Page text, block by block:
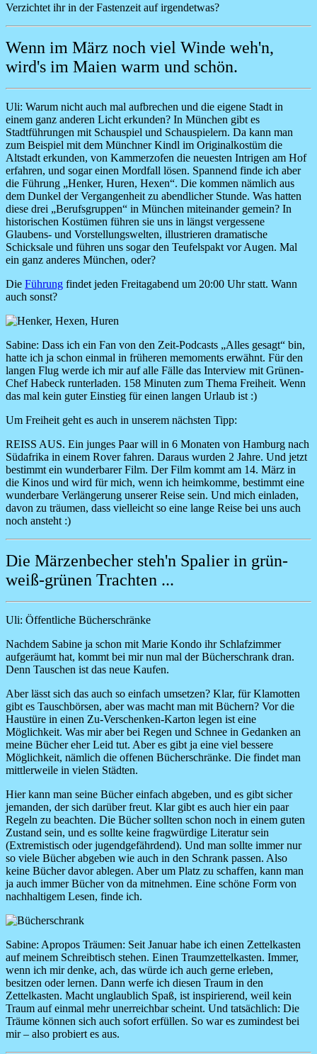
Verzichtet ihr in der Fastenzeit auf irgendetwas?
Wenn im März noch viel Winde weh'n,
wird's im Maien warm und schön.
Uli: Warum nicht auch mal aufbrechen und die eigene Stadt in
einem ganz anderen Licht erkunden? In München gibt es
Stadtführungen mit Schauspiel und Schauspielern. Da kann man
zum Beispiel mit dem Münchner Kindl im Originalkostüm die
Altstadt erkunden, von Kammerzofen die neuesten Intrigen am Hof
erfahren, und sogar einen Mordfall lösen. Spannend finde ich aber
die Führung „Henker, Huren, Hexen“. Die kommen nämlich aus
dem Dunkel der Vergangenheit zu abendlicher Stunde. Was hatten
diese drei „Berufsgruppen“ in München miteinander gemein? In
historischen Kostümen führen sie uns in längst vergessene
Glaubens- und Vorstellungswelten, illustrieren dramatische
Schicksale und führen uns sogar den Teufelspakt vor Augen. Mal
ein ganz anderes München, oder?
Die Führung findet jeden Freitagabend um 20:00 Uhr statt. Wann
auch sonst?
Image
Sabine: Dass ich ein Fan von den Zeit-Podcasts „Alles gesagt“ bin,
hatte ich ja schon einmal in früheren memoments erwähnt. Für den
langen Flug werde ich mir auf alle Fälle das Interview mit Grünen-
Chef Habeck runterladen. 158 Minuten zum Thema Freiheit. Wenn
das mal kein guter Einstieg für einen langen Urlaub ist :)
Um Freiheit geht es auch in unserem nächsten Tipp:
REISS AUS. Ein junges Paar will in 6 Monaten von Hamburg nach
Südafrika in einem Rover fahren. Daraus wurden 2 Jahre. Und jetzt
bestimmt ein wunderbarer Film. Der Film kommt am 14. März in
die Kinos und wird für mich, wenn ich heimkomme, bestimmt eine
wunderbare Verlängerung unserer Reise sein. Und mich einladen,
davon zu träumen, dass vielleicht so eine lange Reise bei uns auch
noch ansteht :)
Die Märzenbecher steh'n Spalier in grün-
weiß-grünen Trachten ...
Uli: Öffentliche Bücherschränke
Nachdem Sabine ja schon mit Marie Kondo ihr Schlafzimmer
aufgeräumt hat, kommt bei mir nun mal der Bücherschrank dran.
Denn Tauschen ist das neue Kaufen.
Aber lässt sich das auch so einfach umsetzen? Klar, für Klamotten
gibt es Tauschbörsen, aber was macht man mit Büchern? Vor die
Haustüre in einen Zu-Verschenken-Karton legen ist eine
Möglichkeit. Was mir aber bei Regen und Schnee in Gedanken an
meine Bücher eher Leid tut. Aber es gibt ja eine viel bessere
Möglichkeit, nämlich die offenen Bücherschränke. Die findet man
mittlerweile in vielen Städten.
Hier kann man seine Bücher einfach abgeben, und es gibt sicher
jemanden, der sich darüber freut. Klar gibt es auch hier ein paar
Regeln zu beachten. Die Bücher sollten schon noch in einem guten
Zustand sein, und es sollte keine fragwürdige Literatur sein
(Extremistisch oder jugendgefährdend). Und man sollte immer nur
so viele Bücher abgeben wie auch in den Schrank passen. Also
keine Bücher davor ablegen. Aber um Platz zu schaffen, kann man
ja auch immer Bücher von da mitnehmen. Eine schöne Form von
nachhaltigem Lesen, finde ich.
Image
Sabine: Apropos Träumen: Seit Januar habe ich einen Zettelkasten
auf meinem Schreibtisch stehen. Einen Traumzettelkasten. Immer,
wenn ich mir denke, ach, das würde ich auch gerne erleben,
besitzen oder lernen. Dann werfe ich diesen Traum in den
Zettelkasten. Macht unglaublich Spaß, ist inspirierend, weil kein
Traum auf einmal mehr unerreichbar scheint. Und tatsächlich: Die
Träume können sich auch sofort erfüllen. So war es zumindest bei
mir – also probiert es aus.